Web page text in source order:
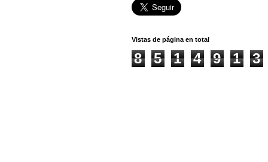
Vistas de página en total
8 5 1 4 9 1 3